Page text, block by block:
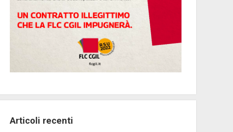
Articoli recenti